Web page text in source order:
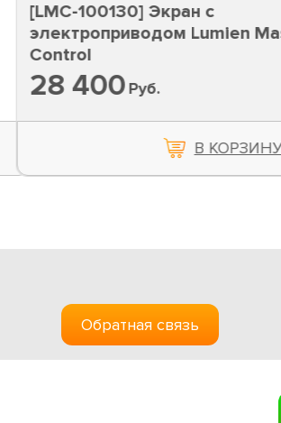
[LMC-100130] Экран с
электроприводом Lumien
Control
28 400Руб.
В
Обратная связь